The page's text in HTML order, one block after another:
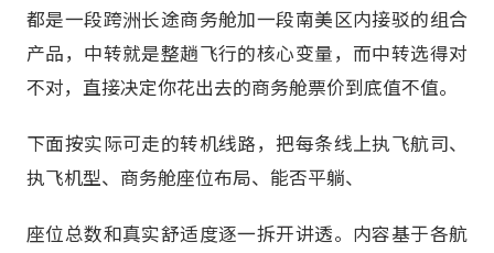
都是一段跨洲长途商务舱加一段南美区内接驳的组合
产品，中转就是整趟飞行的核心变量，而中转选得对
不对，直接决定你花出去的商务舱票价到底值不值。
下面按实际可走的转机线路，把每条线上执飞航司、
执飞机型、商务舱座位布局、能否平躺、
座位总数和真实舒适度逐一拆开讲透。内容基于各航